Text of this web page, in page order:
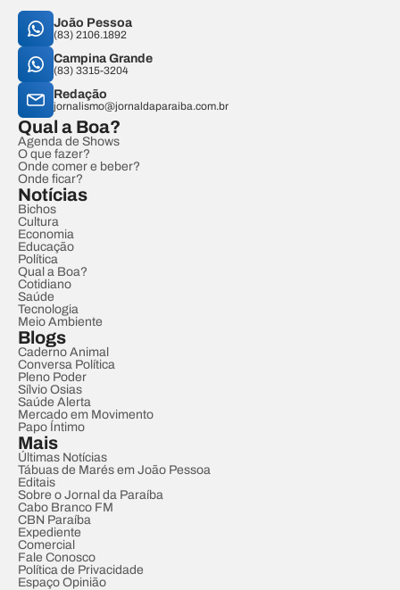
João Pessoa
(83) 2106.1892
Campina Grande
(83) 3315-3204
Redação
jornalismo@jornaldaparaiba.com.br
Qual a Boa?
Agenda de Shows
O que fazer?
Onde comer e beber?
Onde ficar?
Notícias
Bichos
Cultura
Economia
Educação
Política
Qual a Boa?
Cotidiano
Saúde
Tecnologia
Meio Ambiente
Blogs
Caderno Animal
Conversa Política
Pleno Poder
Sílvio Osias
Saúde Alerta
Mercado em Movimento
Papo Íntimo
Mais
Últimas Notícias
Tábuas de Marés em João Pessoa
Editais
Sobre o Jornal da Paraíba
Cabo Branco FM
CBN Paraíba
Expediente
Comercial
Fale Conosco
Política de Privacidade
Espaço Opinião